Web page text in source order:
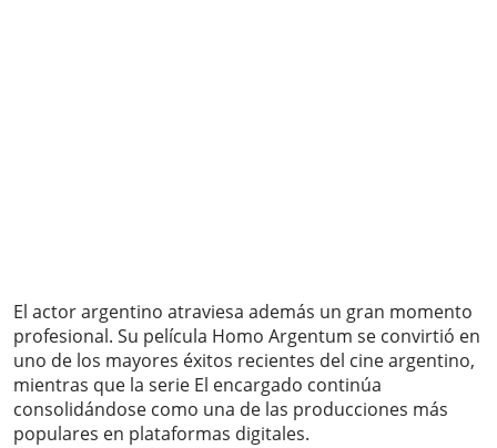
El actor argentino atraviesa además un gran momento
profesional. Su película Homo Argentum se convirtió en
uno de los mayores éxitos recientes del cine argentino,
mientras que la serie El encargado continúa
consolidándose como una de las producciones más
populares en plataformas digitales.